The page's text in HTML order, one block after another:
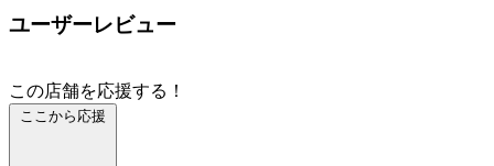
ユーザーレビュー
この店舗を応援する！
ここから応援